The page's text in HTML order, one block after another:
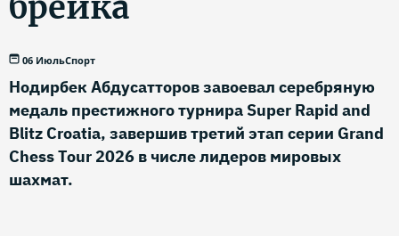
06 ИюльСпорт
Нодирбек Абдусатторов завоевал серебряную
медаль престижного турнира Super Rapid and
Blitz Croatia, завершив третий этап серии Grand
Chess Tour 2026 в числе лидеров мировых
шахмат.